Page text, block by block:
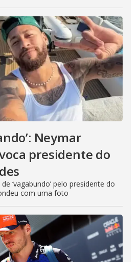
Neymar
presidente do
‘vagabundo’ pelo presidente do
com uma foto